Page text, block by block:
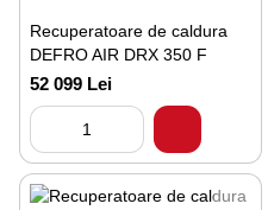
Recuperatoare de caldura
DEFRO AIR DRX 350 F
52 099 Lei